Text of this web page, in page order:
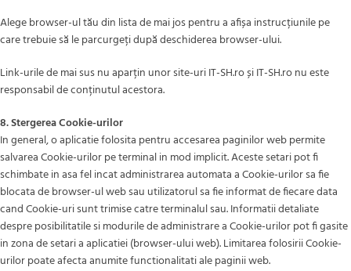
Alege browser-ul tău din lista de mai jos pentru a afișa instrucțiunile pe
care trebuie să le parcurgeți după deschiderea browser-ului.
Link-urile de mai sus nu aparțin unor site-uri IT-SH.ro și IT-SH.ro nu este
responsabil de conținutul acestora.
8. Stergerea Cookie-urilor
In general, o aplicatie folosita pentru accesarea paginilor web permite
salvarea Cookie-urilor pe terminal in mod implicit. Aceste setari pot fi
schimbate in asa fel incat administrarea automata a Cookie-urilor sa fie
blocata de browser-ul web sau utilizatorul sa fie informat de fiecare data
cand Cookie-uri sunt trimise catre terminalul sau. Informatii detaliate
despre posibilitatile si modurile de administrare a Cookie-urilor pot fi gasite
in zona de setari a aplicatiei (browser-ului web). Limitarea folosirii Cookie-
urilor poate afecta anumite functionalitati ale paginii web.